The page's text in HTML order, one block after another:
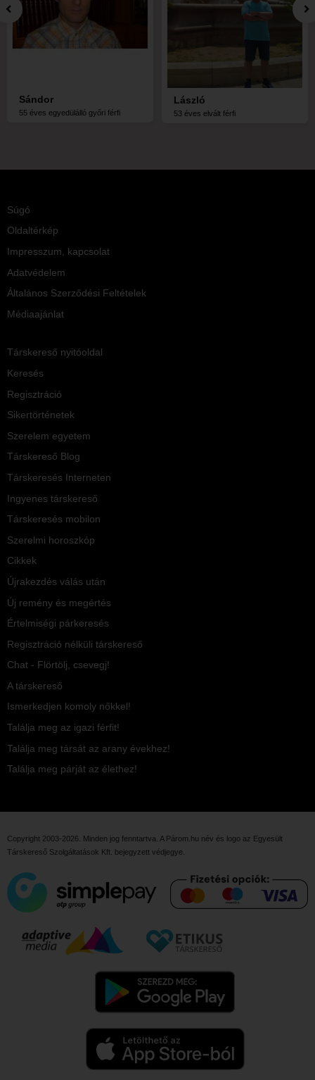
Sándor
55 éves egyedülálló győri férfi
László
53 éves elvált férfi
Súgó
Oldaltérkép
Impresszum, kapcsolat
Adatvédelem
Általános Szerződési Feltételek
Médiaajánlat
Társkereső nyitóoldal
Keresés
Regisztráció
Sikertörténetek
Szerelem egyetem
Társkereső Blog
Társkeresés Interneten
Ingyenes társkereső
Társkeresés mobilon
Szerelmi horoszkóp
Cikkek
Újrakezdés válás után
Új remény és megértés
Értelmiségi párkeresés
Regisztráció nélküli társkereső
Chat - Flörtölj, csevegj!
A társkereső
Ismerkedjen komoly nőkkel!
Találja meg az igazi férfit!
Találja meg társát az arany évekhez!
Találja meg párját az élethez!
Copyright 2003-2026. Minden jog fenntartva. A Párom.hu név és logo az Egyesült
Társkereső Szolgáltatások Kft.
bejegyzett védjegye.